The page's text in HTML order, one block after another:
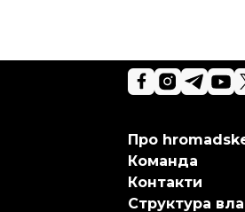
Про
Команда
Контакти
Структура